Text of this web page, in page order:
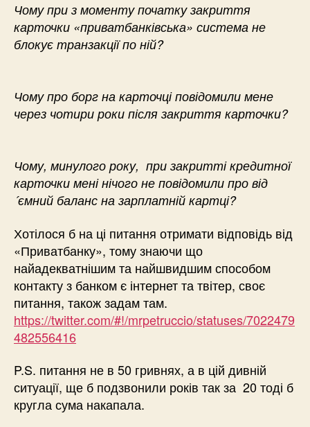
Чому при з моменту початку закриття
карточки «приватбанківська» система не
блокує транзакції по ній?
Чому про борг на карточці повідомили мене
через чотири роки після закриття карточки?
Чому, минулого року, при закритті кредитної
карточки мені нічого не повідомили про від
´ємний баланс на зарплатній картці?
Хотілося б на ці питання отримати відповідь від
«Приватбанку», тому знаючи що
найадекватнішим та найшвидшим способом
контакту з банком є інтернет та твітер, своє
питання, також задам там.
https://twitter.com/#!/mrpetruccio/statuses/7022479
482556416
P.S. питання не в 50 гривнях, а в цій дивній
ситуації, ще б подзвонили років так за 20 тоді б
кругла сума накапала.